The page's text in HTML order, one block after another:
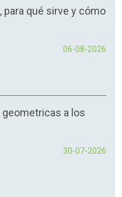
qué sirve y cómo
06-08-2026
a los
30-07-2026